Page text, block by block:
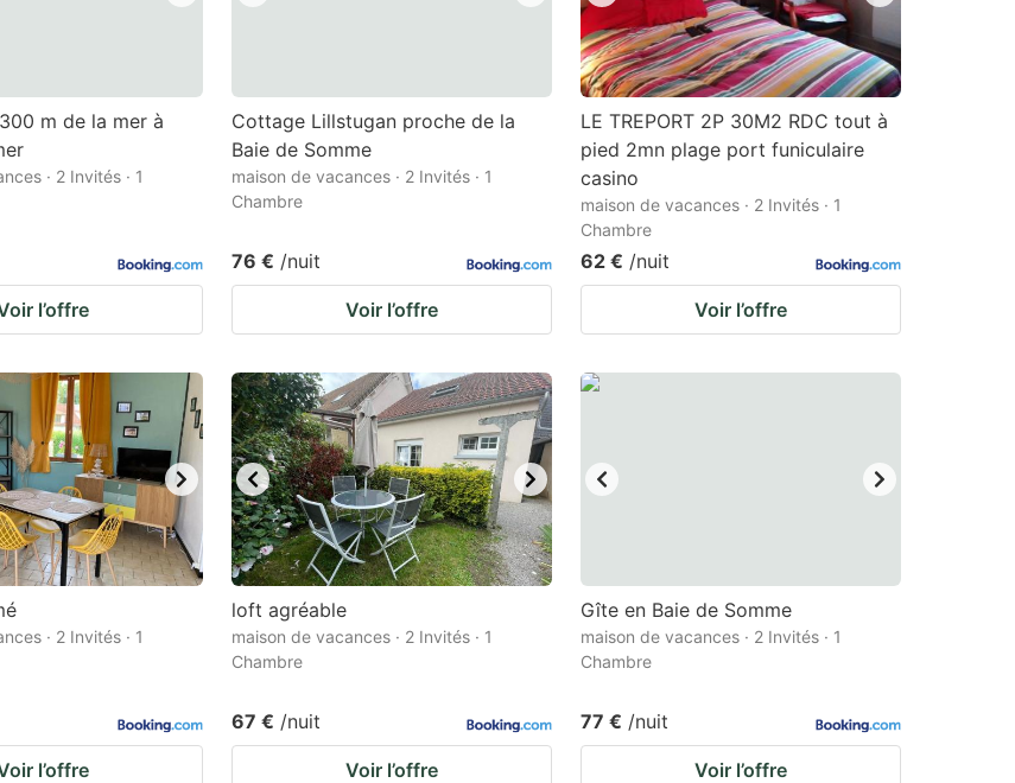
m de la mer à
· 2 Invités · 1
l’offre
Cottage Lillstugan proche de la
Baie de Somme
maison de vacances · 2 Invités · 1
Chambre
76 € /nuit
Voir l’offre
LE TREPORT 2P 30M2 RDC tout à
pied 2mn plage port funiculaire
casino
maison de vacances · 2 Invités · 1
Chambre
62 € /nuit
Voir l’offre
· 2 Invités · 1
l’offre
loft agréable
maison de vacances · 2 Invités · 1
Chambre
67 € /nuit
Voir l’offre
Gîte en Baie de Somme
maison de vacances · 2 Invités · 1
Chambre
77 € /nuit
Voir l’offre